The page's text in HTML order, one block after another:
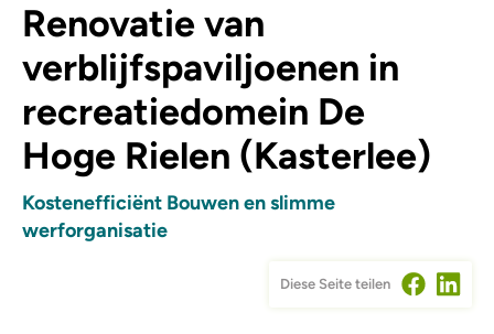
Renovatie van
verblijfspaviljoenen in
recreatiedomein De
Hoge Rielen (Kasterlee)
Kostenefficiënt Bouwen en slimme
werforganisatie
Diese Seite teilen